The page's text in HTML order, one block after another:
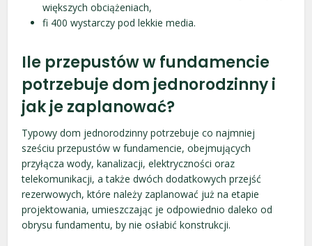
większych obciążeniach,
fi 400 wystarczy pod lekkie media.
Ile przepustów w fundamencie
potrzebuje dom jednorodzinny i
jak je zaplanować?
Typowy dom jednorodzinny potrzebuje co najmniej
sześciu przepustów w fundamencie, obejmujących
przyłącza wody, kanalizacji, elektryczności oraz
telekomunikacji, a także dwóch dodatkowych przejść
rezerwowych, które należy zaplanować już na etapie
projektowania, umieszczając je odpowiednio daleko od
obrysu fundamentu, by nie osłabić konstrukcji.